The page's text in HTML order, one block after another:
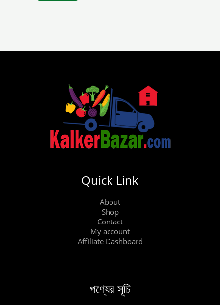
Quick Link
About
Shop
Contact
My account
Affiliate Dashboard
পণ্যের সূচি